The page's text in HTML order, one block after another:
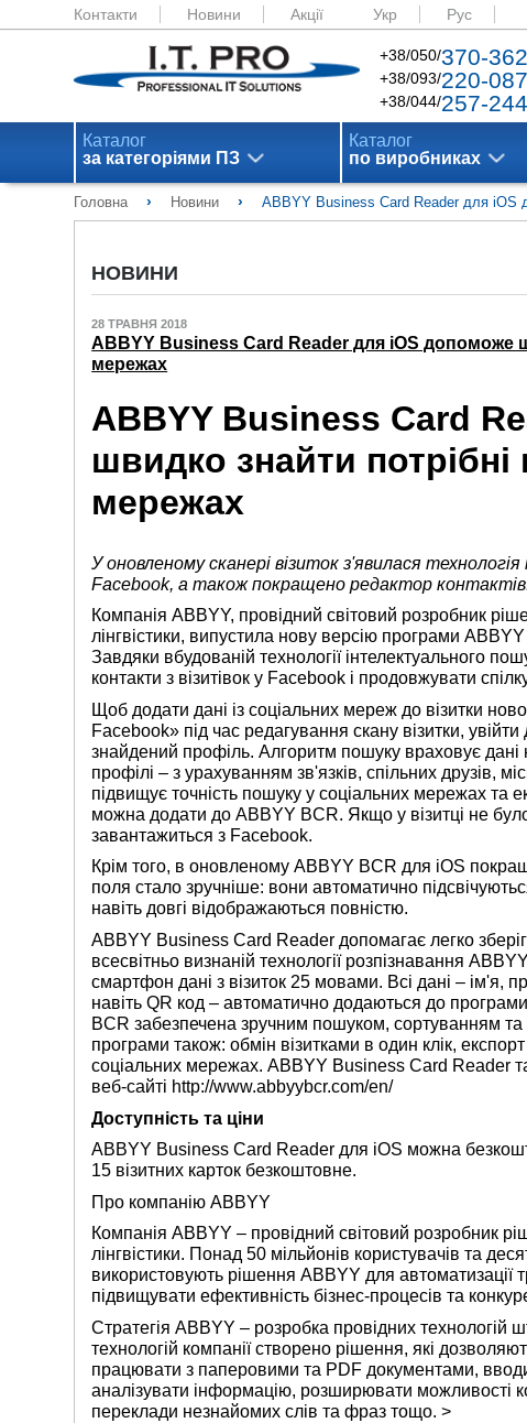
Контакти Новини Акції Укр Рус
+38/050/370-
+38/093/220-
+38/044/257-
Каталог
за категоріями ПЗ
Каталог
по виробниках
Головна › Новини › ABBYY Business Card Reader для iOS
НОВИНИ
28 ТРАВНЯ 2018
ABBYY Business Card Reader для iOS допоможе
мережах
ABBYY Business Card
швидко знайти
мережах
У оновленому сканері візиток з'явилася
Facebook, а також покращено редактор
Компанія ABBYY, провідний світовий розробник
лінгвістики, випустила нову версію програми
Завдяки вбудованій технології інтелектуального
контакти з візитівок у Facebook і продовжувати
Щоб додати дані із соціальних мереж до візитки
Facebook» під час редагування скану візитки,
знайдений профіль. Алгоритм пошуку враховує дані
профілі – з урахуванням зв'язків, спільних друзів,
підвищує точність пошуку у соціальних мережах та
можна додати до ABBYY BCR. Якщо у візитці не
завантажиться з Facebook.
Крім того, в оновленому ABBYY BCR для iOS
поля стало зручніше: вони автоматично
навіть довгі відображаються повністю.
ABBYY Business Card Reader допомагає легко
всесвітньо визнаній технології розпізнавання
смартфон дані з візиток 25 мовами. Всі дані – ім'я,
навіть QR код – автоматично додаються до
BCR забезпечена зручним пошуком, сортуванням
програми також: обмін візитками в один клік,
соціальних мережах. ABBYY Business Card Reader
веб-сайті http://www.abbyybcr.com/en/
Доступність та ціни
ABBYY Business Card Reader для iOS можна
15 візитних карток безкоштовне.
Про компанію ABBYY
Компанія ABBYY – провідний світовий розробник
лінгвістики. Понад 50 мільйонів користувачів та
використовують рішення ABBYY для автоматизації
підвищувати ефективність бізнес-процесів та
Стратегія ABBYY – розробка провідних технологій
технологій компанії створено рішення, які
працювати з паперовими та PDF документами,
аналізувати інформацію, розширювати можливості
переклади незнайомих слів та фраз тощо. >